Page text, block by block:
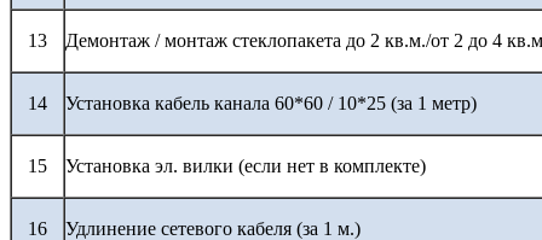
13 Демонтаж / монтаж стеклопакета до 2 кв.м./от 2 до 4
14 Установка кабель канала 60*60 / 10*25 (за 1 метр)
15 Установка эл. вилки (если нет в комплекте)
16 Удлинение сетевого кабеля (за 1 м.)